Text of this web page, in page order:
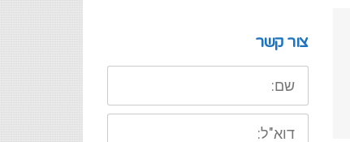
צור קשר
שם:
דוא"ל: